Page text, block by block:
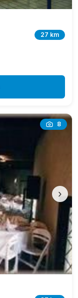
27 km
8
›